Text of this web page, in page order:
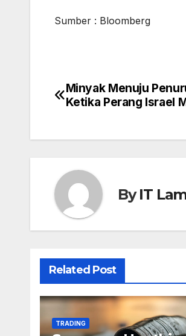
Sumber : Bloomberg
Post
Minyak Menuju
Ketika Perang Israel
ByIT
Related Post
TRADING